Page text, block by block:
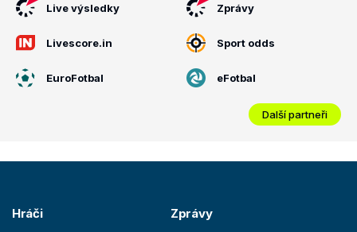
Live výsledky Zprávy
Livescore.in Sport odds
EuroFotbal eFotbal
Další partneři
Hráči Zprávy